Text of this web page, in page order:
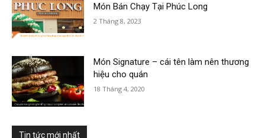
Món Bán Chạy Tại Phúc Long
2 Tháng 8, 2023
Món Signature – cái tên làm nên thương
hiệu cho quán
18 Tháng 4, 2020
Tin tức mới nhất